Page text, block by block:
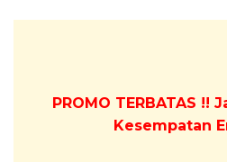
PROMO TERBATAS !!
Kesempatan